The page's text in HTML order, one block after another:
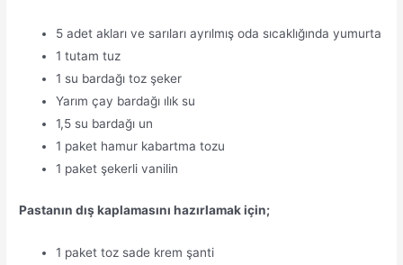
5 adet akları ve sarıları ayrılmış oda sıcaklığında yumurta
1 tutam tuz
1 su bardağı toz şeker
Yarım çay bardağı ılık su
1,5 su bardağı un
1 paket hamur kabartma tozu
1 paket şekerli vanilin
Pastanın dış kaplamasını hazırlamak için;
1 paket toz sade krem şanti